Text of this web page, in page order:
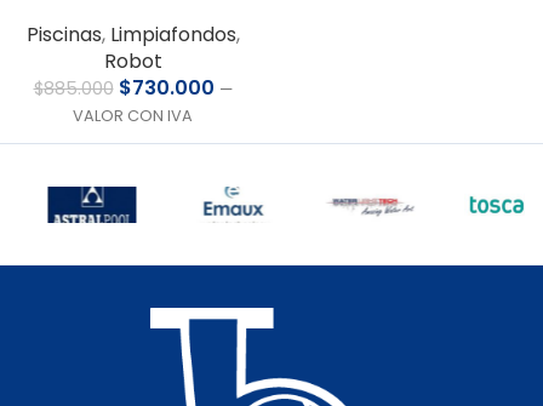
Piscinas, Limpiafondos,
Robot
$885.000 $730.000 —
VALOR CON IVA